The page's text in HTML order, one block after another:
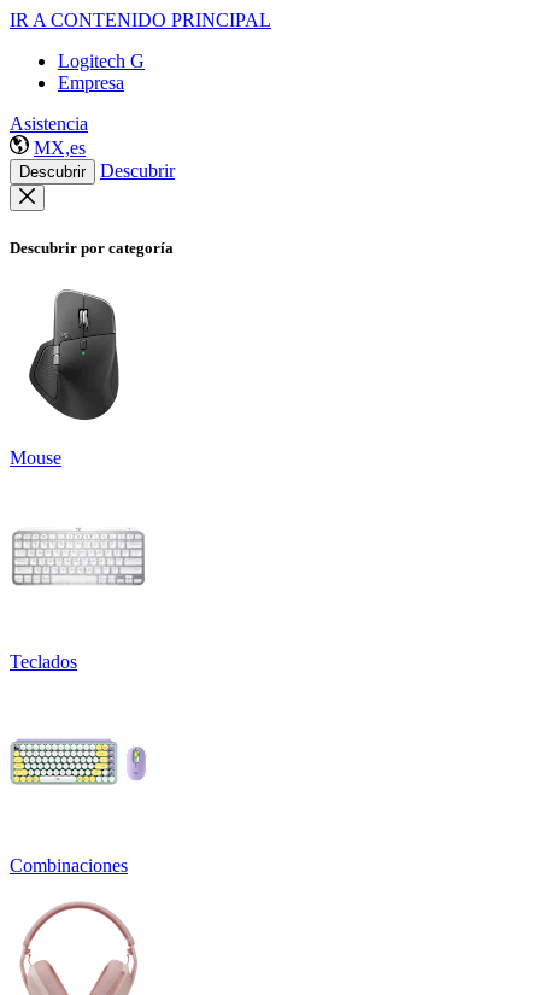
IR A CONTENIDO PRINCIPAL
Logitech G
Empresa
Asistencia
MX,es
Descubrir Descubrir
Descubrir por categoría
Mouse
Teclados
Combinaciones